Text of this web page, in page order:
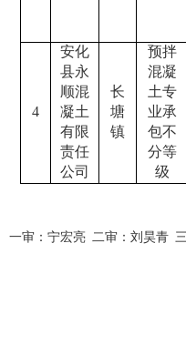
4
安化
县永
顺混
凝土
有限
责任
公司
长
塘
镇
预拌
混凝
土专
业承
包不
分等
级
一审：宁宏亮 二审：刘昊青